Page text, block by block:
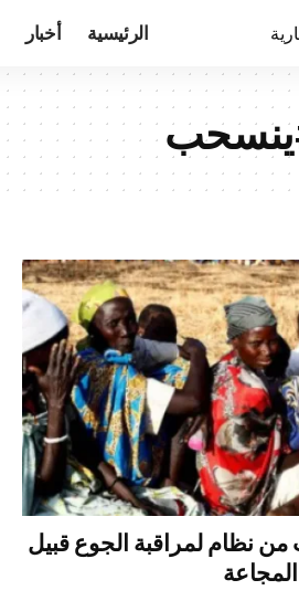
الرئيسية أخبار
نظام لمراقبة الجوع قبيل